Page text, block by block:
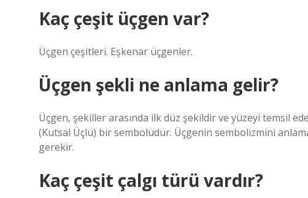
Kaç çeşit üçgen var?
Üçgen çeşitleri. Eşkenar üçgenler.
Üçgen şekli ne anlama gelir?
Üçgen, şekiller arasında ilk düz şekildir ve yüzeyi temsil
(Kutsal Üçlü) bir sembolüdür. Üçgenin sembolizmini
gerekir.
Kaç çeşit çalgı türü vardır?